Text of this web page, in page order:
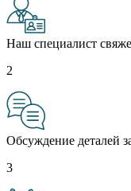
Наш специалист
2
Обсуждение деталей
3